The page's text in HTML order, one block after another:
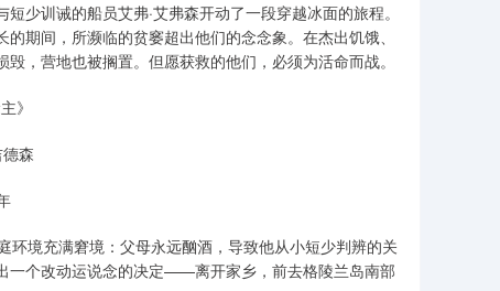
少训诫的船员艾弗·艾弗森开动了一段穿越冰面的旅程。
期间，所濒临的贫窭超出他们的念念象。在杰出饥饿、
，营地也被搁置。但愿获救的他们，必须为活命而战。
》
森
境充满窘境：父母永远酗酒，导致他从小短少判辨的关
一个改动运说念的决定——离开家乡，前去格陵兰岛南部